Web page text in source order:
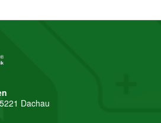
Dachau